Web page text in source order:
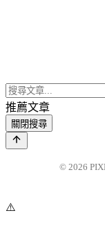
推薦文章
關閉搜尋
© 2026
⚠️